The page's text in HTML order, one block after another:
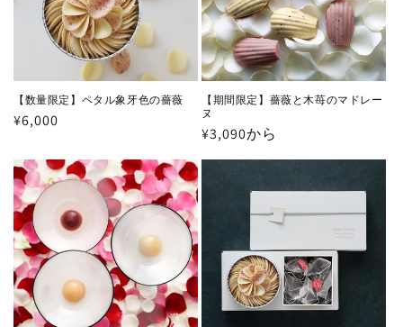
【数量限定】ペタル象牙色の薔薇
通
価
格
¥6,000
【期間限定】薔薇と木苺のマドレー
ヌ
通
¥3,090から